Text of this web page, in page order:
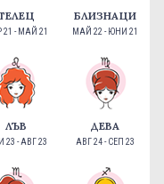
21 - МАЙ 21
БЛИЗНАЦИ
МАЙ 22 - ЮНИ 21
ЛЪВ
23 - АВГ 23
ДЕВА
АВГ 24 - СЕП 23